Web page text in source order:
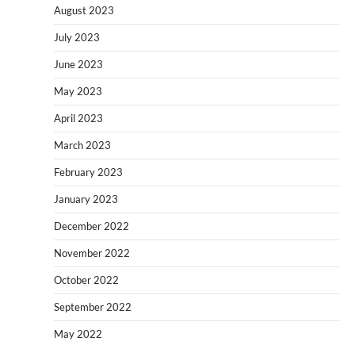
August 2023
July 2023
June 2023
May 2023
April 2023
March 2023
February 2023
January 2023
December 2022
November 2022
October 2022
September 2022
May 2022